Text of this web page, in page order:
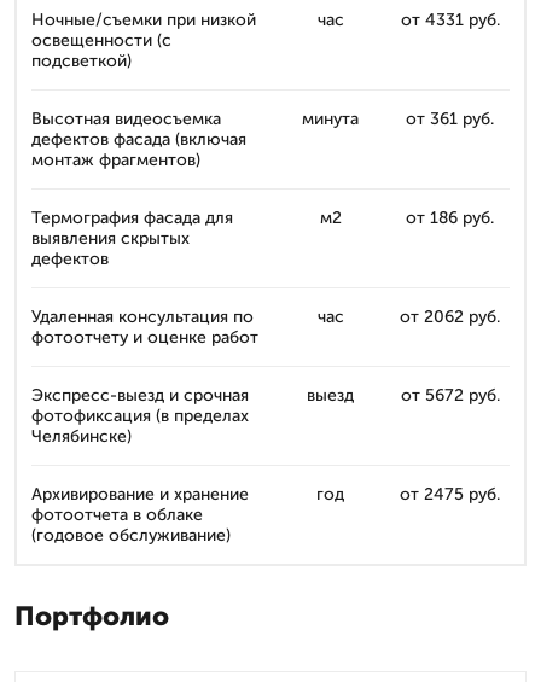
Ночные/съемки при низкой
освещенности (с
подсветкой)
час от 4331 руб.
Высотная видеосъемка
дефектов фасада (включая
монтаж фрагментов)
минута от 361 руб.
Термография фасада для
выявления скрытых
дефектов
м2 от 186 руб.
Удаленная консультация по
фотоотчету и оценке работ
час от 2062 руб.
Экспресс-выезд и срочная
фотофиксация (в пределах
Челябинске)
выезд от 5672 руб.
Архивирование и хранение
фотоотчета в облаке
(годовое обслуживание)
год от 2475 руб.
Портфолио